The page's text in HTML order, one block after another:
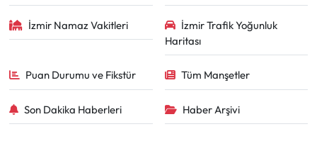
İzmir Namaz Vakitleri
İzmir Trafik Yoğunluk
Haritası
Puan Durumu ve Fikstür Tüm Manşetler
Son Dakika Haberleri Haber Arşivi